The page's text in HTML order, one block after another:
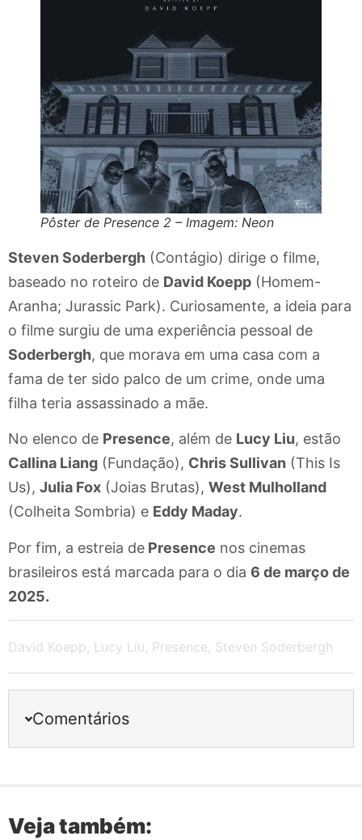
Pôster de Presence 2 – Imagem: Neon
Steven Soderbergh (Contágio) dirige o filme,
baseado no roteiro de David Koepp (Homem-
Aranha; Jurassic Park). Curiosamente, a ideia para
o filme surgiu de uma experiência pessoal de
Soderbergh, que morava em uma casa com a
fama de ter sido palco de um crime, onde uma
filha teria assassinado a mãe.
No elenco de Presence, além de Lucy Liu, estão
Callina Liang (Fundação), Chris Sullivan (This Is
Us), Julia Fox (Joias Brutas), West Mulholland
(Colheita Sombria) e Eddy Maday.
Por fim, a estreia de Presence nos cinemas
brasileiros está marcada para o dia 6 de março de
2025.
David Koepp, Lucy Liu, Presence, Steven Soderbergh
Comentários
Veja também: